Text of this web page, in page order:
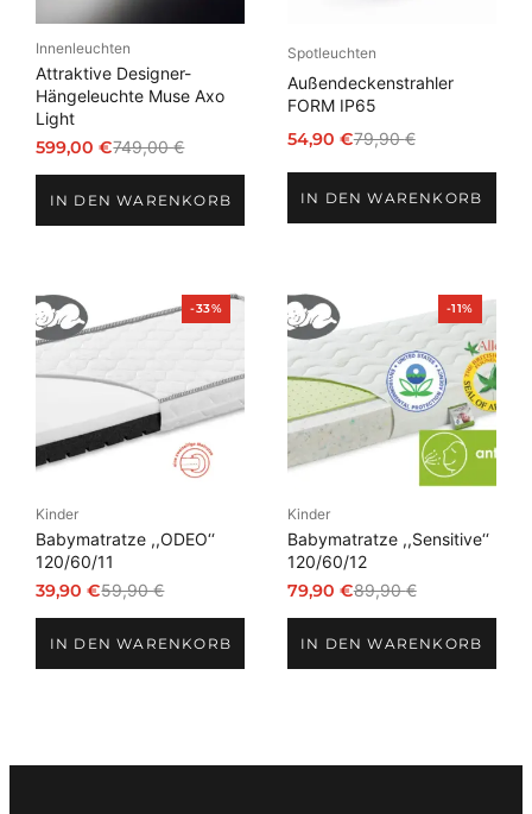
Innenleuchten
Attraktive Designer-
Hängeleuchte Muse Axo
Light
749,00€
Ursprünglicher
war:
599,00€
Aktueller
ist:IN DEN WARENKORB
Spotleuchten
Außendeckenstrahler
FORM IP65
79,90€
Ursprünglicher
Preis
war:
79,90 €
54,90 €
Aktueller
Preis
ist:
54,90 €.
IN DEN WARENKORB
-33%Produkt
im
Kinder
Babymatratze ,,ODEO‘‘
120/60/11
59,90€
Ursprünglicher
war:
39,90€
Aktueller
ist:IN DEN WARENKORB
-11%Produkt
im
Angebot
Kinder
Babymatratze ,,Sensitive‘‘
120/60/12
89,90€
Ursprünglicher
war:
79,90 €
Aktueller
ist:IN DEN WARENKORB